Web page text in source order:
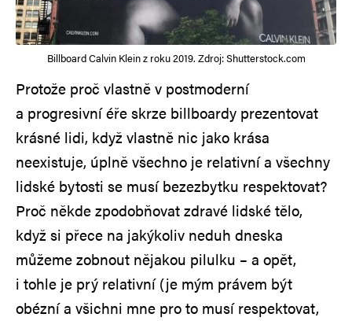
Billboard Calvin Klein z roku 2019. Zdroj: Shutterstock.com
Protože proč vlastně v postmoderní
a progresivní éře skrze billboardy prezentovat
krásné lidi, když vlastně nic jako krása
neexistuje, úplně všechno je relativní a všechny
lidské bytosti se musí bezezbytku respektovat?
Proč někde zpodobňovat zdravé lidské tělo,
když si přece na jakýkoliv neduh dneska
můžeme zobnout nějakou pilulku – a opět,
i tohle je prý relativní (je mým právem být
obézní a všichni mne pro to musí respektovat,